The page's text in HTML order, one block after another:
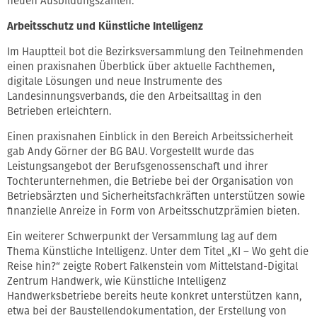
Arbeitsschutz und Künstliche Intelligenz
Im Hauptteil bot die Bezirksversammlung den Teilnehmenden
einen praxisnahen Überblick über aktuelle Fachthemen,
digitale Lösungen und neue Instrumente des
Landesinnungsverbands, die den Arbeitsalltag in den
Betrieben erleichtern.
Einen praxisnahen Einblick in den Bereich Arbeitssicherheit
gab Andy Görner der BG BAU. Vorgestellt wurde das
Leistungsangebot der Berufsgenossenschaft und ihrer
Tochterunternehmen, die Betriebe bei der Organisation von
Betriebsärzten und Sicherheitsfachkräften unterstützen sowie
finanzielle Anreize in Form von Arbeitsschutzprämien bieten.
Ein weiterer Schwerpunkt der Versammlung lag auf dem
Thema Künstliche Intelligenz. Unter dem Titel „KI – Wo geht die
Reise hin?“ zeigte Robert Falkenstein vom Mittelstand-Digital
Zentrum Handwerk, wie Künstliche Intelligenz
Handwerksbetriebe bereits heute konkret unterstützen kann,
etwa bei der Baustellendokumentation, der Erstellung von